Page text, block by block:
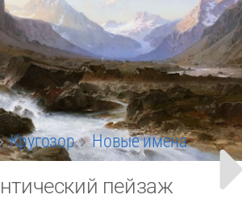
Кругозор Новые имена
пейзаж